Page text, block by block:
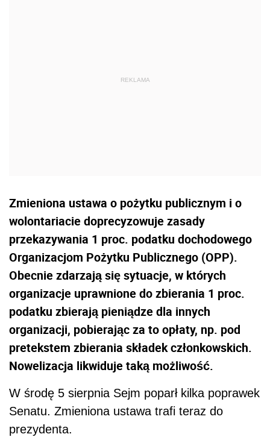
Zmieniona ustawa o pożytku publicznym i o
wolontariacie doprecyzowuje zasady
przekazywania 1 proc. podatku dochodowego
Organizacjom Pożytku Publicznego (OPP).
Obecnie zdarzają się sytuacje, w których
organizacje uprawnione do zbierania 1 proc.
podatku zbierają pieniądze dla innych
organizacji, pobierając za to opłaty, np. pod
pretekstem zbierania składek członkowskich.
Nowelizacja likwiduje taką możliwość.
W środę 5 sierpnia Sejm poparł kilka poprawek
Senatu. Zmieniona ustawa trafi teraz do
prezydenta.